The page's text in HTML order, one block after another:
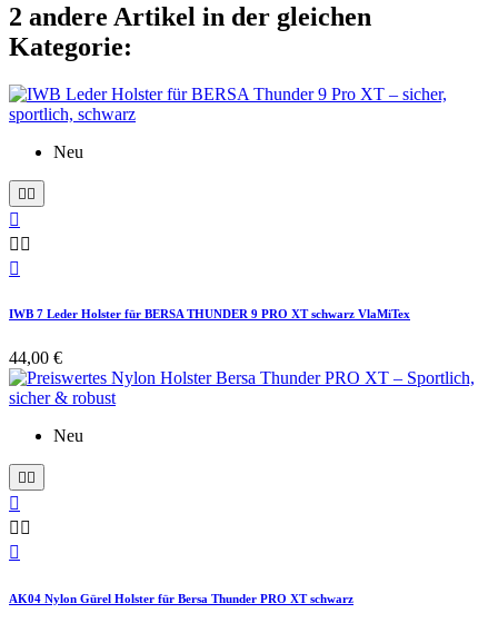
2 andere Artikel in der gleichen
Kategorie:
Neu


 

IWB 7 Leder Holster für BERSA THUNDER 9 PRO XT schwarz VlaMiTex
44,00 €
Neu
 

 

AK04 Nylon Gürel Holster für Bersa Thunder PRO XT schwarz